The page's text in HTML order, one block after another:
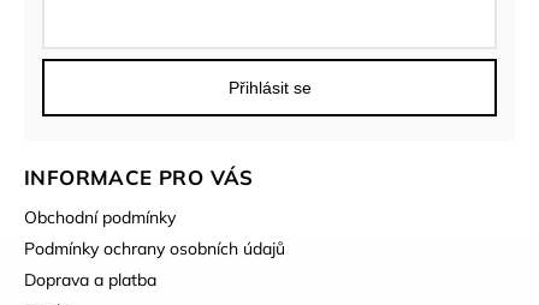
INFORMACE PRO VÁS
Obchodní podmínky
Podmínky ochrany osobních údajů
Doprava a platba
Přihlásit se